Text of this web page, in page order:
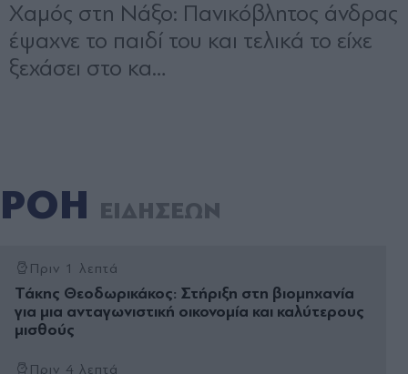
ΡΟΗ ΕΙΔΗΣΕΩΝ
Πριν 1 λεπτά
Τάκης Θεοδωρικάκος: Στήριξη στη βιομηχανία
για μια ανταγωνιστική οικονομία και καλύτερους
μισθούς
Πριν 4 λεπτά